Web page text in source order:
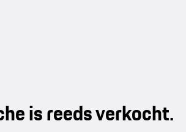
is reeds verkocht.